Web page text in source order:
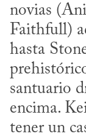
novias
Faithfull)
hasta
santuario
encima.
tener un